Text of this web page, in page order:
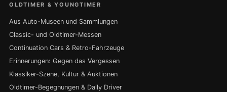
OLDTIMER & YOUNGTIMER
Aus Auto-Museen und Sammlungen
Classic- und Oldtimer-Messen
Continuation Cars & Retro-Fahrzeuge
Erinnerungen: Gegen das Vergessen
Klassiker-Szene, Kultur & Auktionen
Oldtimer-Begegnungen & Daily Driver